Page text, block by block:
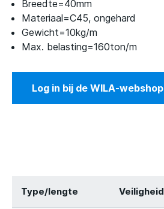
Breedte=40mm
Materiaal=C45, ongehard
Gewicht=10kg/m
Max. belasting=160ton/m
Log in bij de WILA-webshop
Type/lengte Veiligheid